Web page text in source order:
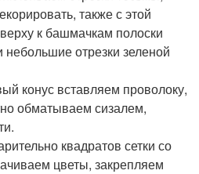
также с этой
к башмачкам полоски
небольшие отрезки зеленой
конус вставляем проволоку,
обматываем сизалем,
квадратов сетки со
цветы, закрепляем